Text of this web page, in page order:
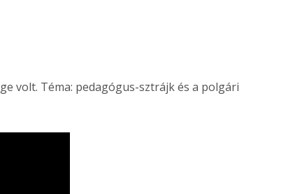
volt. Téma: pedagógus-sztrájk és a polgári